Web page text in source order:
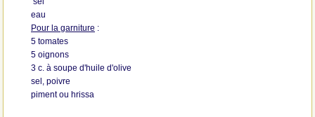
eau
Pour la garniture :
5 tomates
5 oignons
3 c. à soupe d'huile d'olive
sel, poivre
piment ou hrissa